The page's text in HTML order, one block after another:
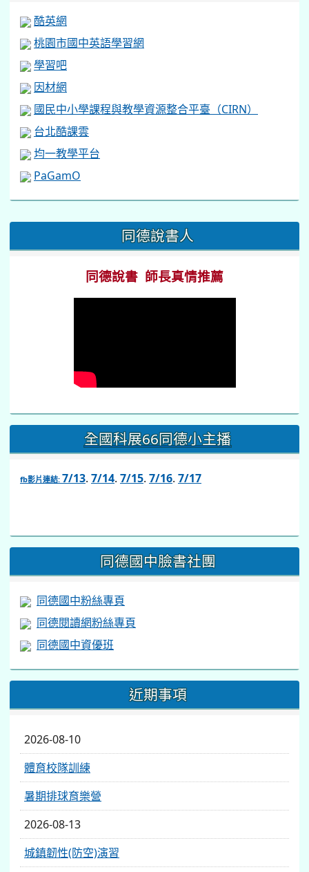
酷英網
桃園市國中英語學習網
學習吧
因材網
國民中小學課程與教學資源整合平臺（CIRN）
台北酷課雲
均一教學平台
PaGamO
::: 同德說書人
同德說書 師長真情推薦
全國科展66同德小主播
fb影片連結: 7/13. 7/14. 7/15. 7/16. 7/17
https://www.facebook.com/share/v/1BsLSkstia/
同德國中臉書社團
同德國中粉絲專頁
同德閱讀網粉絲專頁
同德國中資優班
近期事項
2026-08-10
體育校隊訓練
暑期排球育樂營
2026-08-13
城鎮韌性(防空)演習